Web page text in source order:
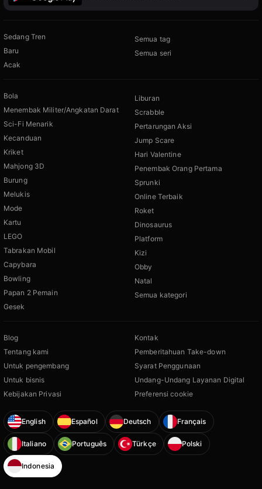
Sedang Tren
Baru
Acak
Semua tag
Semua seri
Bola
Menembak Militer/Angkatan Darat
Sci-Fi Menarik
Kecanduan
Kriket
Mahjong 3D
Burung
Melukis
Mode
Kartu
LEGO
Tabrakan Mobil
Capybara
Bowling
Papan 2 Pemain
Gesek
Liburan
Scrabble
Pertarungan Aksi
Jump Scare
Hari Valentine
Penembak Orang Pertama
Sprunki
Online Terbaik
Roket
Dinosaurus
Platform
Kizi
Obby
Natal
Semua kategori
Blog
Tentang kami
Untuk pengembang
Untuk bisnis
Kebijakan Privasi
Kontak
Pemberitahuan Take-down
Syarat Penggunaan
Undang-Undang Layanan Digital
Preferensi cookie
English Español Deutsch Français
Italiano Português Türkçe Polski
Indonesia